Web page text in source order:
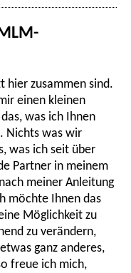
hier zusammen sind.
einen kleinen
was ich Ihnen
Nichts was wir
was ich seit über
Partner in meinem
meiner Anleitung
möchte Ihnen das
Möglichkeit zu
zu verändern,
ganz anderes,
freue ich mich,